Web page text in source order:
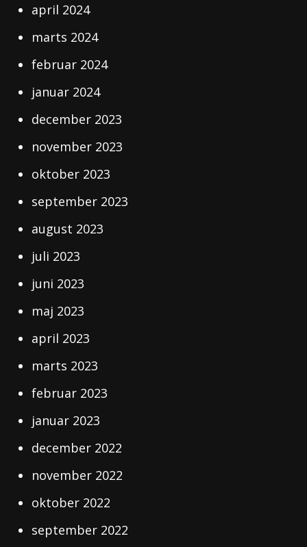
april 2024
marts 2024
februar 2024
januar 2024
december 2023
november 2023
oktober 2023
september 2023
august 2023
juli 2023
juni 2023
maj 2023
april 2023
marts 2023
februar 2023
januar 2023
december 2022
november 2022
oktober 2022
september 2022